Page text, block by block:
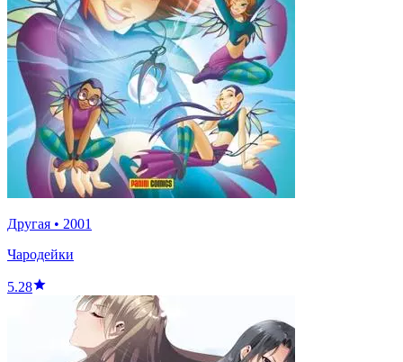
Другая • 2001
Чародейки
5.28